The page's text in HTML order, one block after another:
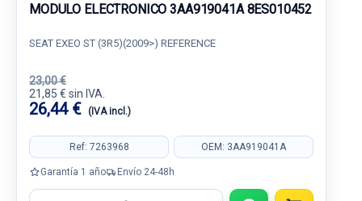
MODULO ELECTRONICO 3AA919041A 8ES010452
SEAT EXEO ST (3R5)(2009>) REFERENCE
23,00 €
21,85 € sin IVA.
26,44 € (IVA incl.)
Ref: 7263968 OEM: 3AA919041A
Garantía 1 año Envío 24-48h